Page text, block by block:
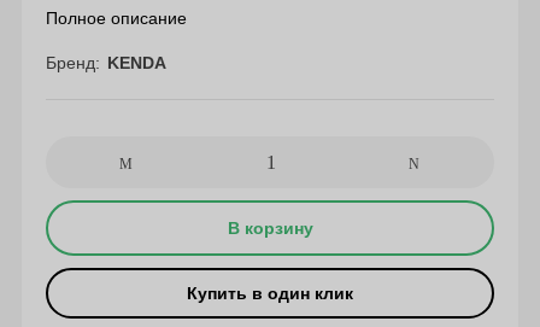
Полное описание
Бренд KENDA
В корзину
Купить в один клик